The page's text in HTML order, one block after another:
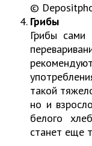
©
Грибы
Грибы
такой
но и
белого
станет еще